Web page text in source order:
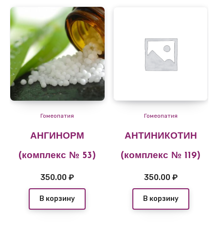
Гомеопатия
АНГИНОРМ
(комплекс № 53)
350.00₽
В корзину
Гомеопатия
АНТИНИКОТИН
(комплекс № 119)
350.00 ₽
В корзину